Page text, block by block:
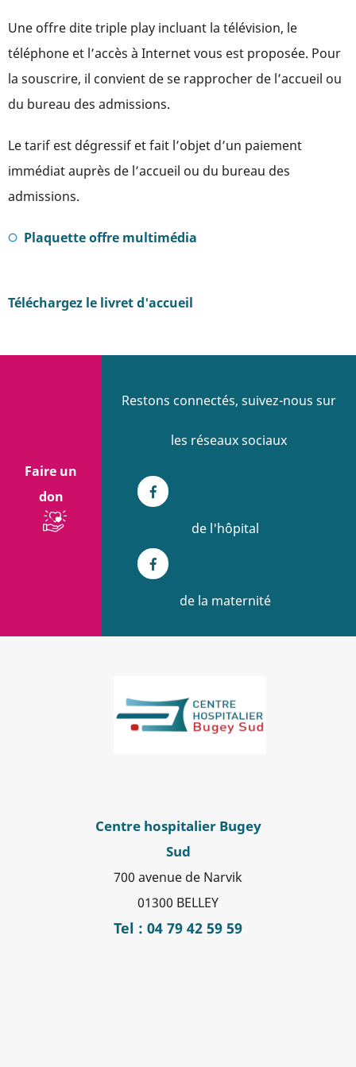
Une offre dite triple play incluant la télévision, le
téléphone et l’accès à Internet vous est proposée. Pour
la souscrire, il convient de se rapprocher de l’accueil ou
du bureau des admissions.
Le tarif est dégressif et fait l’objet d’un paiement
immédiat auprès de l’accueil ou du bureau des
admissions.
Plaquette offre multimédia
Téléchargez le livret d'accueil
Faire un
don
Restons connectés, suivez-nous sur
les réseaux sociaux
Facebook
de l'hôpital
Facebook
de la maternité
Centre hospitalier Bugey
Sud
700 avenue de Narvik
01300 BELLEY
Tel : 04 79 42 59 59